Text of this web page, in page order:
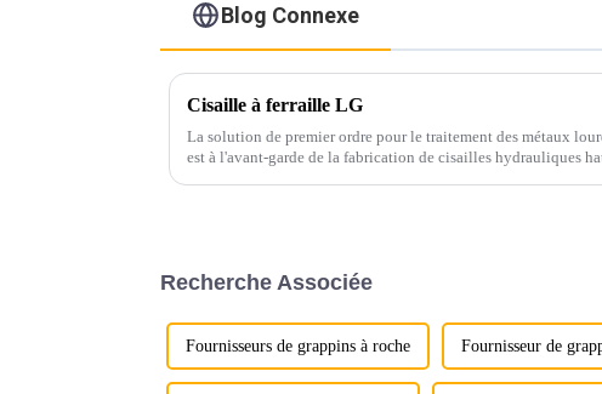
Blog Connexe
Cisaille à ferraille LG
La solution de premier ordre pour le traitement des métaux
est à l'avant-garde de la fabrication de cisailles hydrauliques
Recherche Associée
Fournisseurs de grappins à roche Fournisseur de